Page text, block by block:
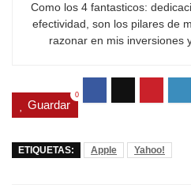
Como los 4 fantasticos:
efectividad, son los pilares de
razonar en mis inversiones
Guardar
0
ETIQUETAS: Apple Yahoo!